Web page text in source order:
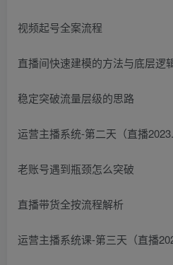
视频起号全案流程
直播间快速建模的方法与底层逻
稳定突破流量层级的思路
运营主播系统-第二天（直播
老账号遇到瓶颈怎么突破
直播带货全按流程解析
运营主播系统课-第三天（直播